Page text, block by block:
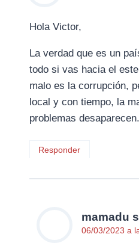
Hola Victor,
La verdad que es un
todo si vas hacia el
malo es la corrupción,
local y con tiempo, la
problemas
Responder
mamadu
06/03/2023 a